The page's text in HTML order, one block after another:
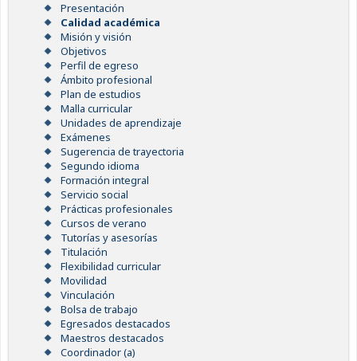
Presentación
Calidad académica
Misión y visión
Objetivos
Perfil de egreso
Ámbito profesional
Plan de estudios
Malla curricular
Unidades de aprendizaje
Exámenes
Sugerencia de trayectoria
Segundo idioma
Formación integral
Servicio social
Prácticas profesionales
Cursos de verano
Tutorías y asesorías
Titulación
Flexibilidad curricular
Movilidad
Vinculación
Bolsa de trabajo
Egresados destacados
Maestros destacados
Coordinador (a)